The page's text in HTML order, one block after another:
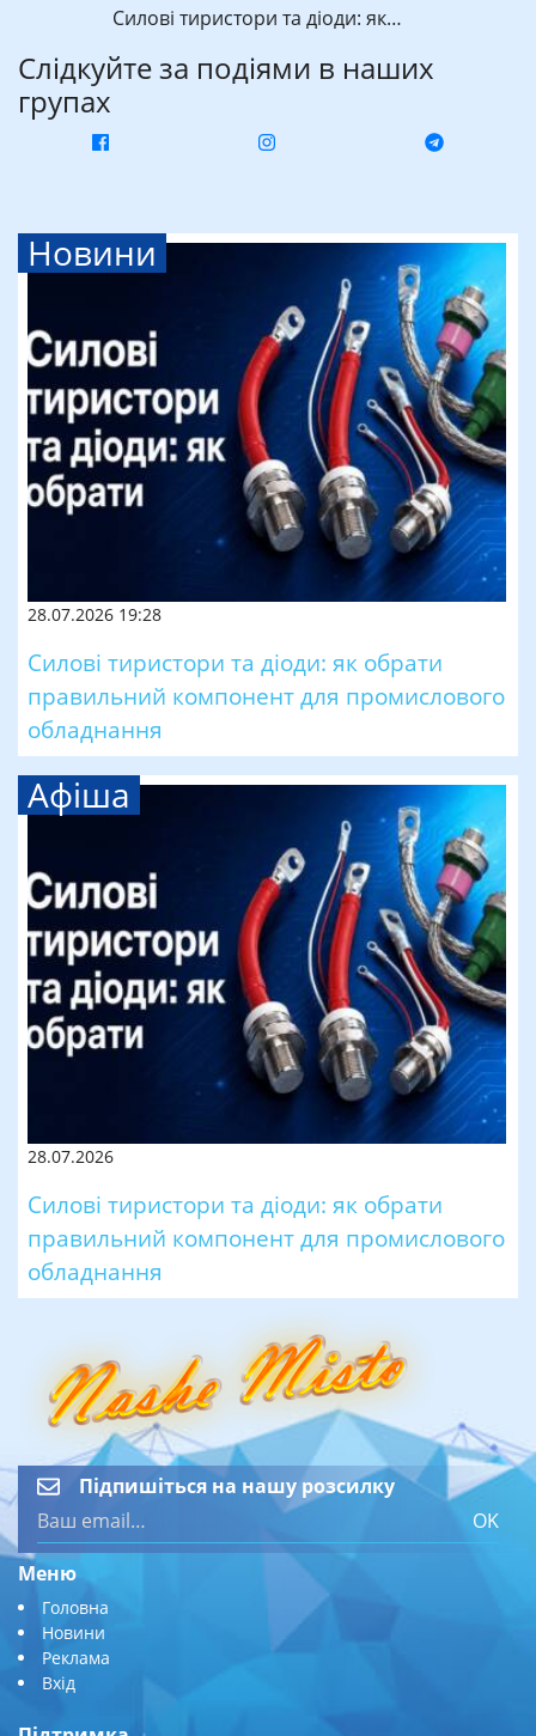
Силові тиристори та діоди: як…
Слідкуйте за подіями в наших
групах
Новини
28.07.2026 19:28
Силові тиристори та діоди: як обрати
правильний компонент для промислового
обладнання
Афіша
28.07.2026
Силові тиристори та діоди: як обрати
правильний компонент для промислового
обладнання
Підпишіться на нашу розсилку
OK
Меню
Головна
Новини
Реклама
Вхід